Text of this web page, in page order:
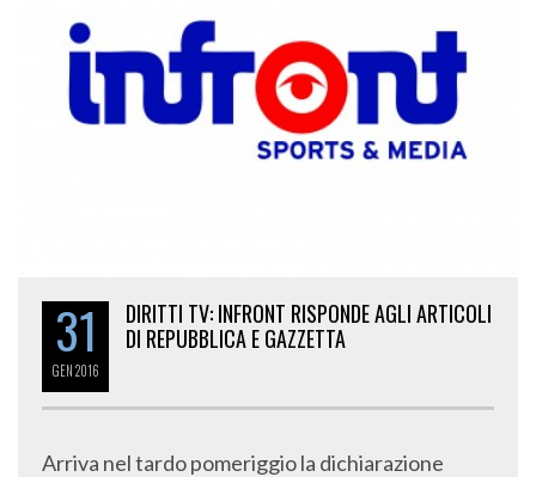
31
GEN2016
DIRITTI TV: INFRONT RISPONDE AGLI ARTICOLI
DI REPUBBLICA E GAZZETTA
Arriva nel tardo pomeriggio la dichiarazione